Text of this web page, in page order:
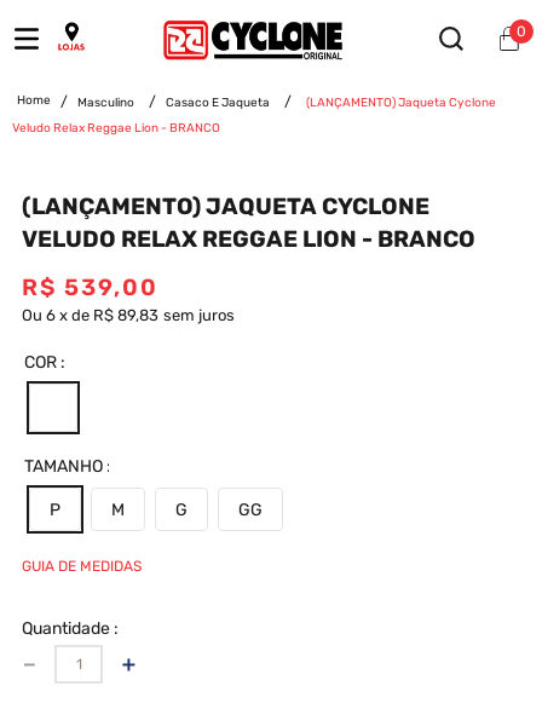
0
Masculino Casaco E Jaqueta
(LANÇAMENTO) Jaqueta Cyclone
Veludo Relax Reggae Lion - BRANCO
(LANÇAMENTO) JAQUETA CYCLONE
VELUDO RELAX REGGAE LION - BRANCO
R$ 539,00
Ou 6 x de R$ 89,83 sem juros
COR
TAMANHO
P M G GG
GUIA DE MEDIDAS
Quantidade
＋
－